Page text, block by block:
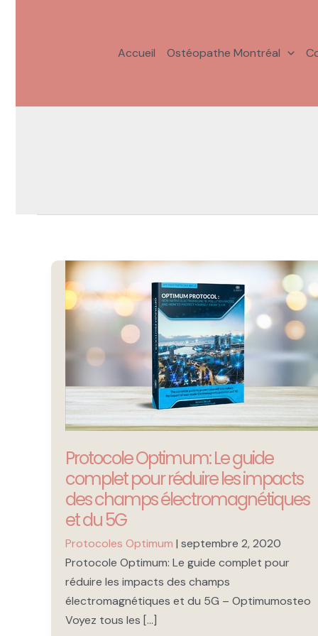
Accueil Ostéopathe Montréal
Protocole Optimum: Le guide
complet pour réduire les impacts
des champs électromagnétiques
et du 5G
Protocoles Optimum | septembre 2, 2020
Protocole Optimum: Le guide complet pour
réduire les impacts des champs
électromagnétiques et du 5G – Optimumosteo
Voyez tous les […]